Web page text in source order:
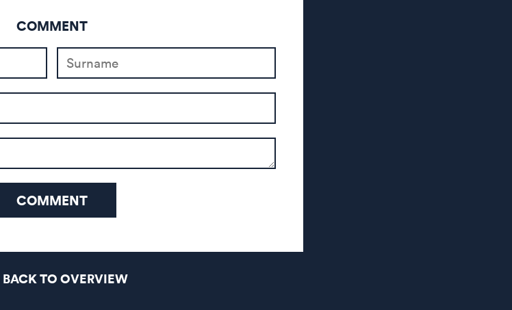
COMMENT
COMMENT
BACK TO OVERVIEW